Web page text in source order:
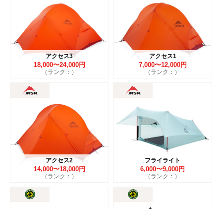
アクセス3
18,000〜24,000円
（ランク：）
アクセス1
7,000〜12,000円
（ランク：）
アクセス2
14,000〜18,000円
（ランク：）
フライライト
6,000〜9,000円
（ランク：）